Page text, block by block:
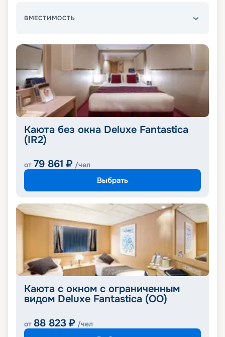
ВМЕСТИМОСТЬ
Каюта без окна Deluxe Fantastica
(IR2)
от 79 861 ₽ /чел
Выбрать
Каюта с окном с ограниченным
видом Deluxe Fantastica (OO)
от 88 823 ₽ /чел